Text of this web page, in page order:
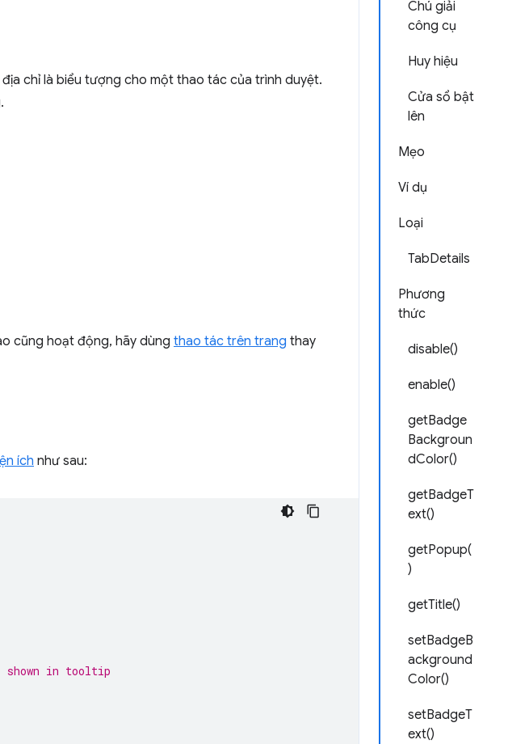
Chú giải
công cụ
Huy hiệu
Cửa sổ bật
lên
Mẹo
Ví dụ
Loại
TabDetails
Phương
thức
disable()
enable()
getBadge
Backgroun
dColor()
getBadgeT
ext()
getPopup(
)
getTitle()
setBadgeB
ackground
Color()
setBadgeT
ext()
chỉ là biểu tượng cho một thao tác của trình duyệt.
cũng hoạt động, hãy dùng thao tác trên trang thay
ích như sau:
in tooltip